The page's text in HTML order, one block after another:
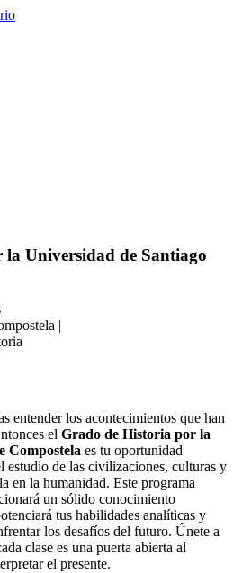
Universidad de Santiago
|
entender los acontecimientos que han
el Grado de Historia por la
Compostela es tu oportunidad
estudio de las civilizaciones, culturas y
en la humanidad. Este programa
un sólido conocimiento
tus habilidades analíticas y
los desafíos del futuro. Únete a
clase es una puerta abierta al
el presente.